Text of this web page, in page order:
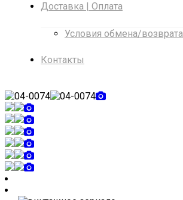
Доставка | Оплата
Условия обмена/возврата
Контакты